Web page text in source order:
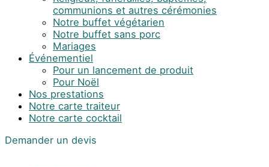
communions et autres cérémonies
Notre buffet végétarien
Notre buffet sans porc
Mariages
Événementiel
Pour un lancement de produit
Pour Noël
Nos prestations
Notre carte traiteur
Notre carte cocktail
Demander un devis